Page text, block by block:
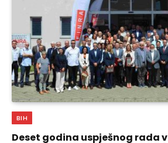
BIH
Deset godina uspješnog rada